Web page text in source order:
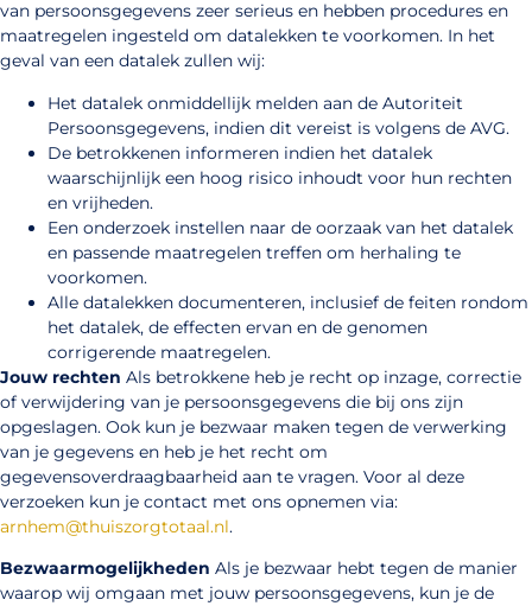
van persoonsgegevens zeer serieus en hebben procedures en
maatregelen ingesteld om datalekken te voorkomen. In het
geval van een datalek zullen wij:
Het datalek onmiddellijk melden aan de Autoriteit
Persoonsgegevens, indien dit vereist is volgens de AVG.
De betrokkenen informeren indien het datalek
waarschijnlijk een hoog risico inhoudt voor hun rechten
en vrijheden.
Een onderzoek instellen naar de oorzaak van het datalek
en passende maatregelen treffen om herhaling te
voorkomen.
Alle datalekken documenteren, inclusief de feiten rondom
het datalek, de effecten ervan en de genomen
corrigerende maatregelen.
Jouw rechten Als betrokkene heb je recht op inzage, correctie
of verwijdering van je persoonsgegevens die bij ons zijn
opgeslagen. Ook kun je bezwaar maken tegen de verwerking
van je gegevens en heb je het recht om
gegevensoverdraagbaarheid aan te vragen. Voor al deze
verzoeken kun je contact met ons opnemen via:
arnhem@thuiszorgtotaal.nl.
Bezwaarmogelijkheden Als je bezwaar hebt tegen de manier
waarop wij omgaan met jouw persoonsgegevens, kun je de